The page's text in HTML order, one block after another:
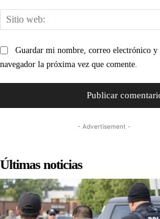
Guardar mi nombre, correo electrónico y
navegador la próxima vez que comente.
- Advertisement -
Últimas noticias